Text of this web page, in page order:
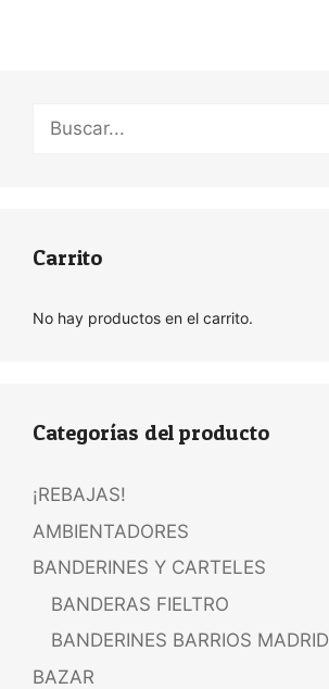
Buscar:
Carrito
No hay productos en el carrito.
Categorías del producto
¡REBAJAS!
AMBIENTADORES
BANDERINES Y CARTELES
BANDERAS FIELTRO
BANDERINES BARRIOS MADRID
BAZAR